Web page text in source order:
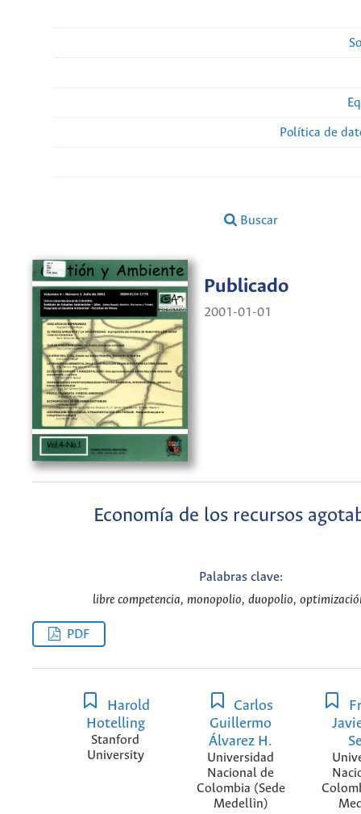
Política de
Buscar
Publicado
2001-01-01
Economía de los recursos
Palabras clave:
libre competencia, monopolio, duopolio,
PDF
Harold
Hotelling
Stanford
University
Carlos
Guillermo
Álvarez H.
Universidad
Nacional de
Colombia (Sede
Medellìn)